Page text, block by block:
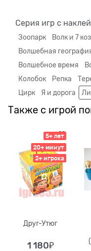
Серия игр с
Зоопарк Волк и 7
Волшебная
Волшебное время
Колобок
Репка
Цирк
Я и дорога
Также с игрой
5+ лет
20+ минут
2+ игрока
Друг-Утюг
1 180₽